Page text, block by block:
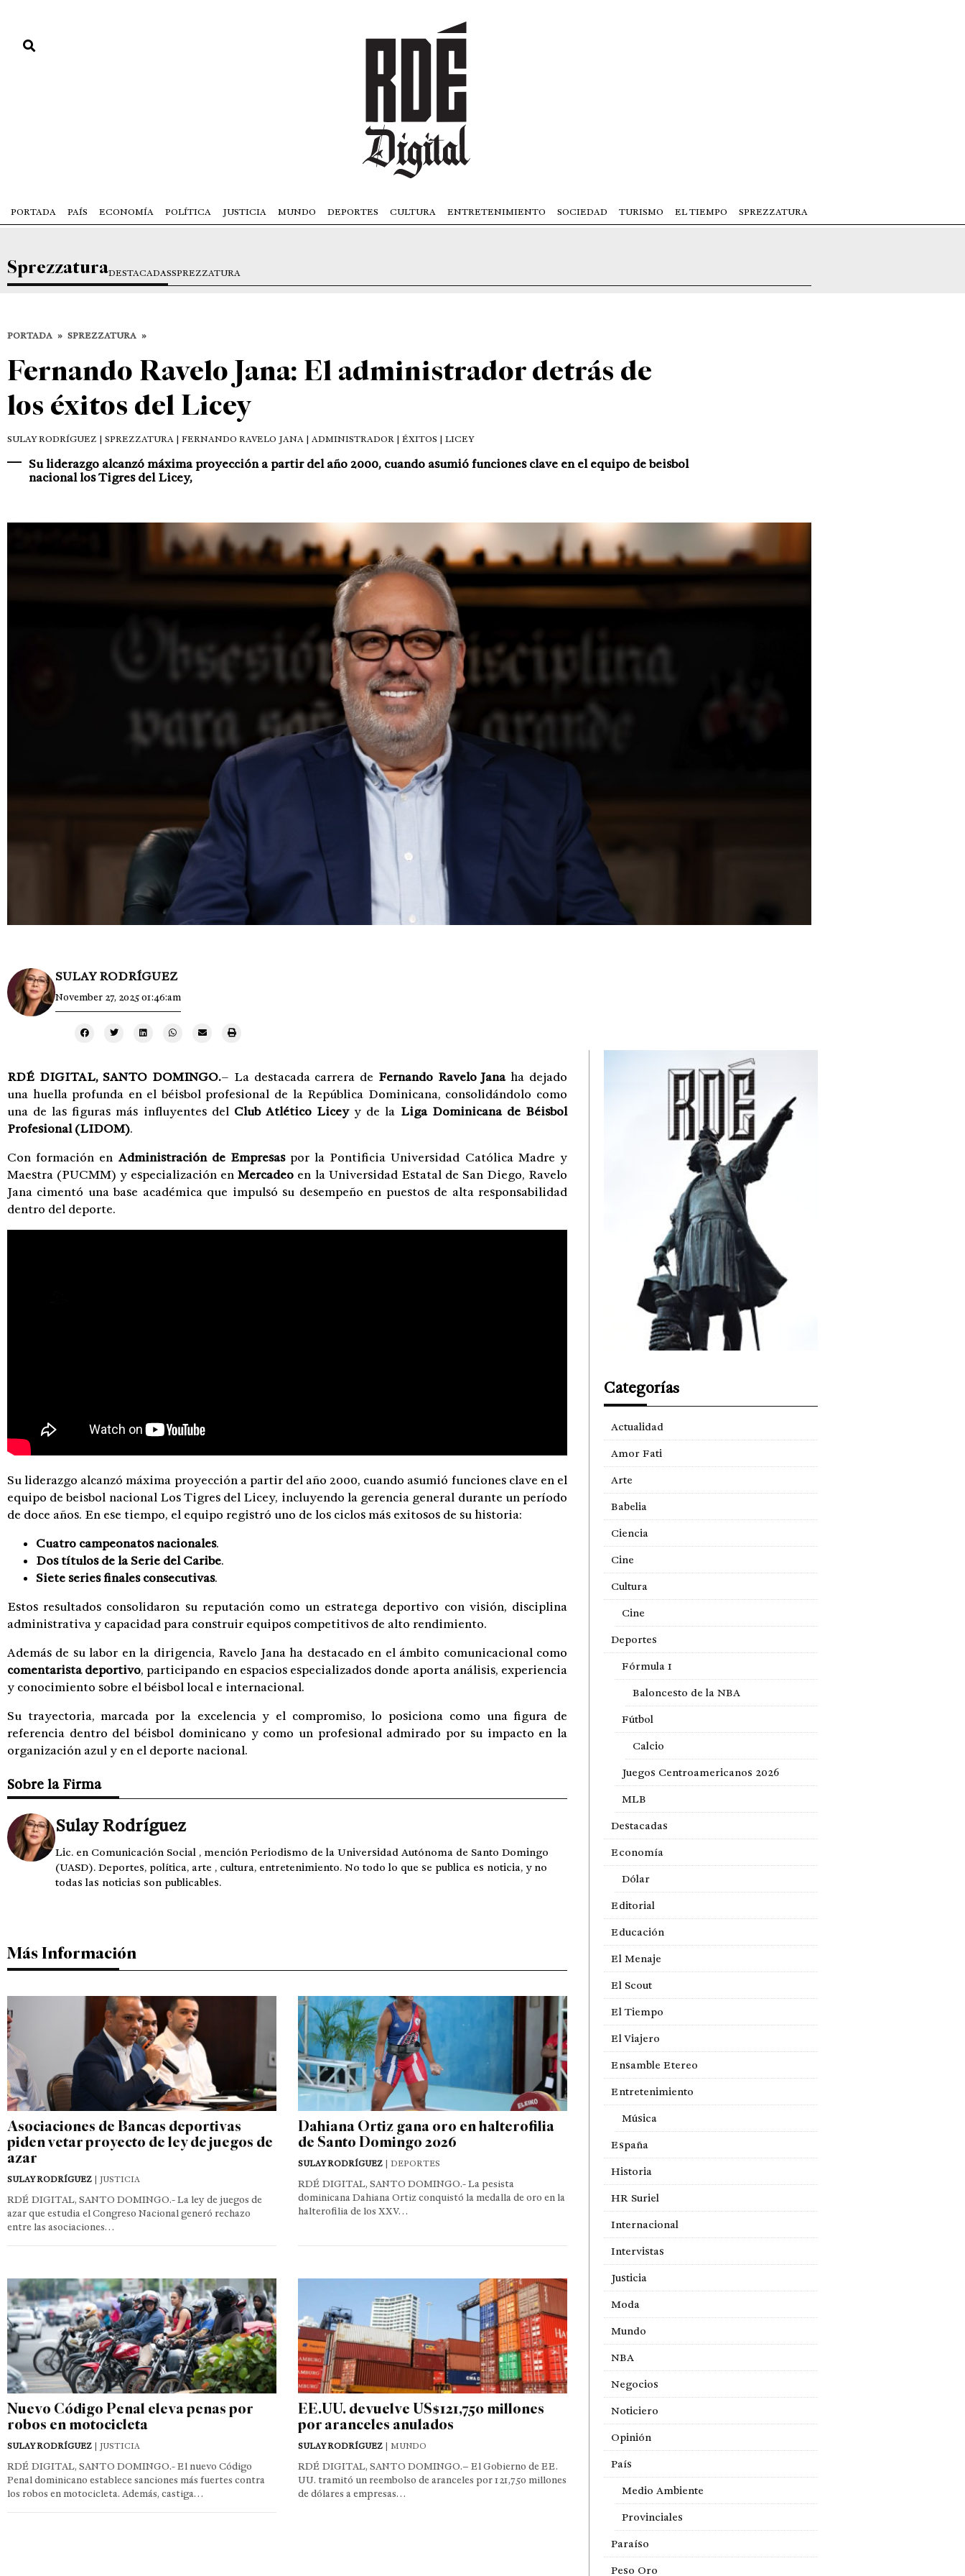
PORTADA PAÍS ECONOMÍA POLÍTICA JUSTICIA MUNDO DEPORTES CULTURA ENTRETENIMIENTO SOCIEDAD TURISMO EL TIEMPO SPREZZATURA
SprezzaturaDESTACADASSPREZZATURA
PORTADA » SPREZZATURA »
Fernando Ravelo Jana: El administrador detrás de
los éxitos del Licey
SULAY RODRÍGUEZ | SPREZZATURA | FERNANDO RAVELO JANA | ADMINISTRADOR | ÉXITOS | LICEY
Su liderazgo alcanzó máxima proyección a partir del año 2000, cuando asumió funciones clave en el equipo de beisbol
nacional los Tigres del Licey,
SULAY RODRÍGUEZ
November 27, 2025 01:46:am
RDÉ DIGITAL, SANTO DOMINGO.– La destacada carrera de Fernando Ravelo Janaha dejado
una huella profunda en el béisbol profesional de la República Dominicana, consolidándolo como
una de las figuras más influyentes del Club Atlético Liceyy de la Liga Dominicana de Béisbol
Profesional (LIDOM).
Con formación en Administración de Empresaspor la Pontificia Universidad Católica Madre y
Maestra (PUCMM) y especialización enMercadeo en la Universidad Estatal de San Diego, Ravelo
Jana cimentó una base académica que impulsó su desempeño en puestos de alta responsabilidad
dentro del deporte.
Su liderazgo alcanzó máxima proyección a partir del año 2000, cuando asumió funciones clave en el
equipo de beisbol nacional Los Tigres del Licey, incluyendo la gerencia general durante un período
de doce años. En ese tiempo, el equipo registró uno de los ciclos más exitosos de su historia:
Cuatro campeonatos nacionales.
Dos títulos de la Serie del Caribe.
Siete series finales consecutivas.
Estos resultados consolidaron su reputación como un estratega deportivo con visión, disciplina
administrativa y capacidad para construir equipos competitivos de alto rendimiento.
Además de su labor en la dirigencia, Ravelo Jana ha destacado en el ámbito comunicacional como
comentarista deportivo, participando en espacios especializados donde aporta análisis, experiencia
y conocimiento sobre el béisbol local e internacional.
Su trayectoria, marcada por la excelencia y el compromiso, lo posiciona como una figura de
referencia dentro del béisbol dominicano y como un profesional admirado por su impacto en la
organización azul y en el deporte nacional.
Sobre la Firma
Sulay Rodríguez
Lic. en Comunicación Social , mención Periodismo de la Universidad Autónoma de Santo Domingo
(UASD). Deportes, política, arte , cultura, entretenimiento. No todo lo que se publica es noticia, y no
todas las noticias son publicables.
Más Información
Asociaciones de Bancas deportivas
piden vetar proyecto de ley de juegos de
azar
SULAY RODRÍGUEZ | JUSTICIA
RDÉ DIGITAL, SANTO DOMINGO.- La ley de juegos de
azar que estudia el Congreso Nacional generó rechazo
entre las asociaciones…
Dahiana Ortiz gana oro en halterofilia
de Santo Domingo 2026
SULAY RODRÍGUEZ| DEPORTES
RDÉ DIGITAL, SANTO DOMINGO.- La pesista
dominicana Dahiana Ortiz conquistó la medalla de oro en la
halterofilia de los XXV…
Nuevo Código Penal eleva penas por
robos en motocicleta
SULAY RODRÍGUEZ | JUSTICIA
RDÉ DIGITAL, SANTO DOMINGO.- El nuevo Código
Penal dominicano establece sanciones más fuertes contra
los robos en motocicleta. Además, castiga…
EE.UU. devuelve US$121,750 millones
por aranceles anulados
SULAY RODRÍGUEZ| MUNDO
RDÉ DIGITAL, SANTO DOMINGO.– El Gobierno de EE.
UU. tramitó un reembolso de aranceles por 121,750 millones
de dólares a empresas…
Categorías
Actualidad
Amor Fati
Arte
Babelia
Ciencia
Cine
Cultura
Cine
Deportes
Fórmula 1
Baloncesto de la NBA
Fútbol
Calcio
Juegos Centroamericanos 2026
MLB
Destacadas
Economía
Dólar
Editorial
Educación
El Menaje
El Scout
El Tiempo
El Viajero
Ensamble Etereo
Entretenimiento
Música
España
Historia
HR Suriel
Internacional
Intervistas
Justicia
Moda
Mundo
NBA
Negocios
Noticiero
Opinión
País
Medio Ambiente
Provinciales
Paraíso
Peso Oro